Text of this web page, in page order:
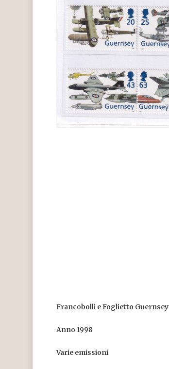
Francobolli e Foglietto Guernsey
Anno 1998
Varie emissioni